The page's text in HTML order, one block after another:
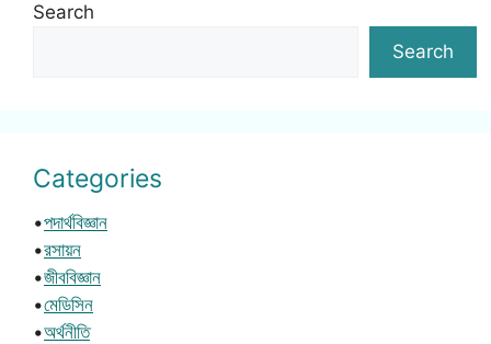
Search
Search
Categories
•পদার্থবিজ্ঞান
•রসায়ন
•জীববিজ্ঞান
•মেডিসিন
•অর্থনীতি